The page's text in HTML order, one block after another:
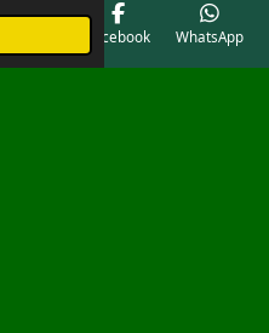
Facebook WhatsApp